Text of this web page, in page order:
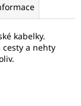
kabelky.
a nehty